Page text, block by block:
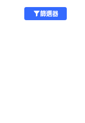
篩選器